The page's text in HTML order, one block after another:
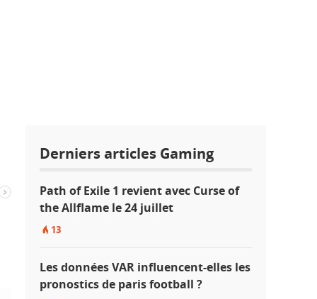
Derniers articles Gaming
Path of Exile 1 revient avec Curse of
the Allflame le 24 juillet
13
Les données VAR influencent-elles les
pronostics de paris football ?